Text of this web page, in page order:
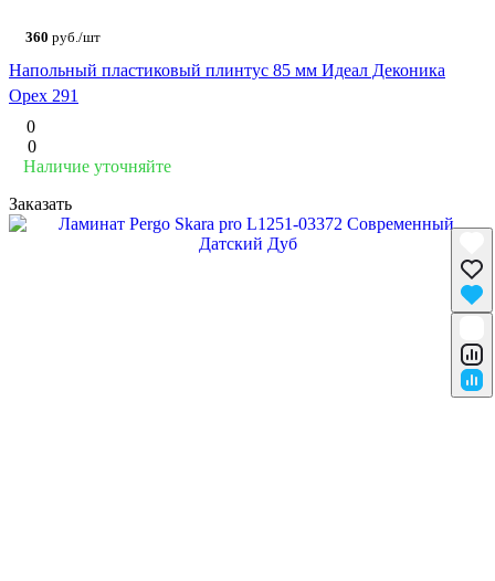
360 руб./шт
Напольный пластиковый плинтус 85 мм Идеал Деконика
Орех 291
0
0
Наличие уточняйте
Заказать